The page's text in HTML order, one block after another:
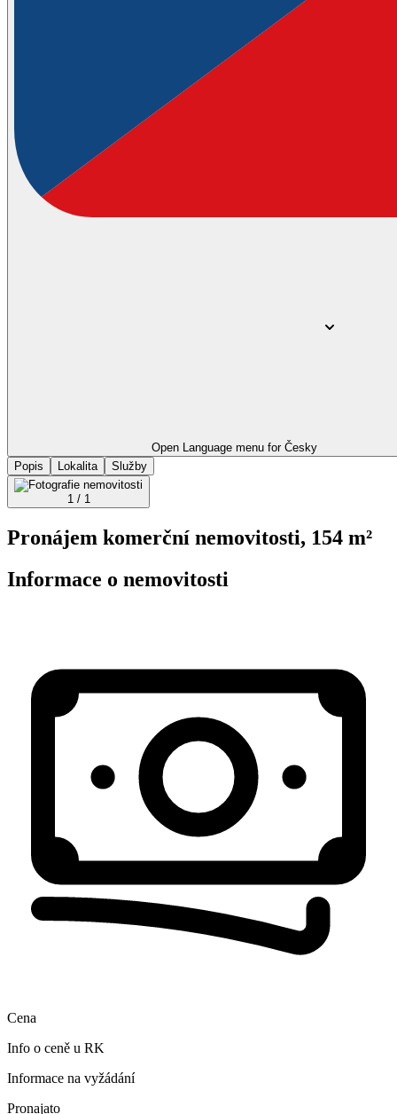
Open Language menu for Česky
Popis
Lokalita Služby
1 / 1
Pronájem komerční nemovitosti, 154 m²
Informace o nemovitosti
Cena
Info o ceně u RK
Informace na vyžádání
Pronajato